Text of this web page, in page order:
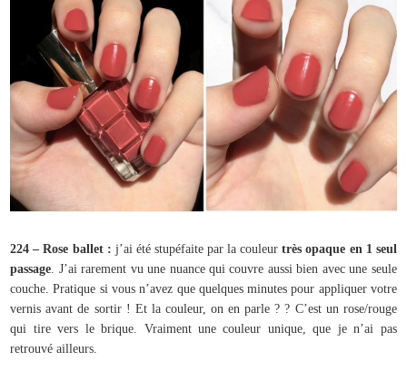
224 – Rose ballet : j’ai été stupéfaite par la couleurtrès opaque en 1 seul
passage . J’ai rarement vu une nuance qui couvre aussi bien avec une seule
couche. Pratique si vous n’avez que quelques minutes pour appliquer votre
vernis avant de sortir ! Et la couleur, on en parle ? ? C’est un rose/rouge
qui tire vers le brique. Vraiment une couleur unique, que je n’ai pas
retrouvé ailleurs.